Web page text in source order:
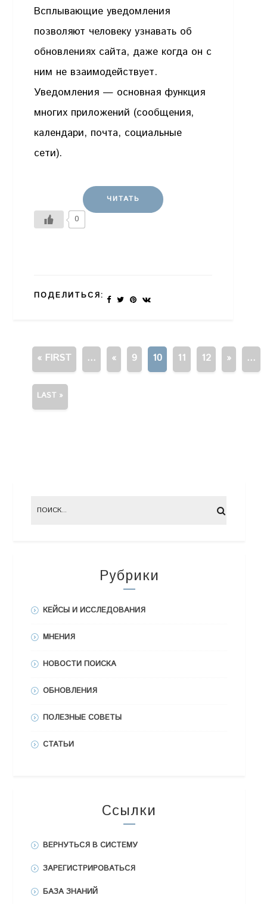
Всплывающие уведомления
позволяют человеку узнавать об
обновлениях сайта, даже когда он с
ним не взаимодействует.
Уведомления — основная функция
многих приложений (сообщения,
календари, почта, социальные
сети).
ЧИТАТЬ
0
ПОДЕЛИТЬСЯ:
« FIRST ... « 9 10 11 12 » ...
LAST »
Рубрики
КЕЙСЫ И ИССЛЕДОВАНИЯ
МНЕНИЯ
НОВОСТИ ПОИСКА
ОБНОВЛЕНИЯ
ПОЛЕЗНЫЕ СОВЕТЫ
СТАТЬИ
Ссылки
ВЕРНУТЬСЯ В СИСТЕМУ
ЗАРЕГИСТРИРОВАТЬСЯ
БАЗА ЗНАНИЙ